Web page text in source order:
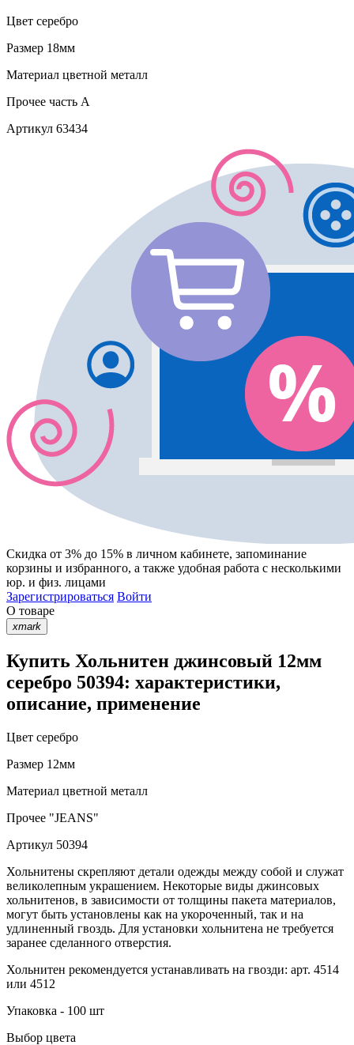
Цвет серебро
Размер 18мм
Материал цветной металл
Прочее часть A
Артикул 63434
Скидка от 3% до 15% в личном кабинете, запоминание
корзины и избранного, а также удобная работа с несколькими
юр. и физ. лицами
Зарегистрироваться Войти
О товаре
xmark
Купить Хольнитен джинсовый 12мм
серебро 50394: характеристики,
описание, применение
Цвет серебро
Размер 12мм
Материал цветной металл
Прочее "JEANS"
Артикул 50394
Хольнитены скрепляют детали одежды между собой и служат
великолепным украшением. Некоторые виды джинсовых
хольнитенов, в зависимости от толщины пакета материалов,
могут быть установлены как на укороченный, так и на
удлиненный гвоздь. Для установки хольнитена не требуется
заранее сделанного отверстия.
Хольнитен рекомендуется устанавливать на гвозди: арт. 4514
или 4512
Упаковка - 100 шт
Выбор цвета